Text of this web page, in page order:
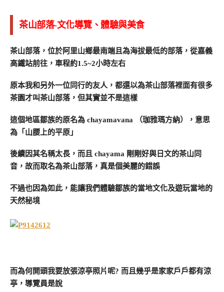
茶山部落-文化導覽、體驗與美食
茶山部落，位於阿里山鄉最南端且為海拔最低的部落，從嘉義
高鐵站前往，車程約1.5~2小時左右
原本我和另外一位同行的友人，都還以為茶山部落裡面有很多
茶園才叫茶山部落，但其實並不是這樣
這個地區鄒族的原名為 chayamavana （珈雅瑪方納），意思
為「山腰上的平原」
後續因其名稱太長，而且 chayama 剛剛好與日文的茶山同
音，故而取名為茶山部落，真是個美麗的錯誤
不過也因為如此，能讓我們體驗鄒族的當地文化及遊玩當地的
天然秘境
而為何開頭我要放張涼亭照片呢? 而且幾乎是家家戶戶都有涼
亭，導覽員是說